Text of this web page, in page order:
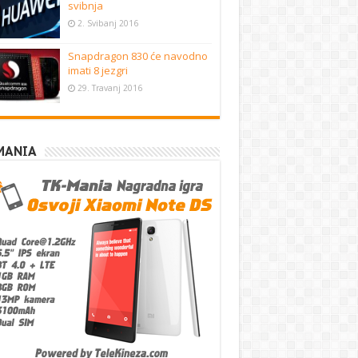
svibnja
2. Svibanj 2016
Snapdragon 830 će navodno
imati 8 jezgri
29. Travanj 2016